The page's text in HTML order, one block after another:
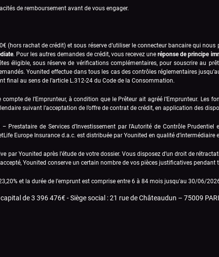
de remboursement avant de vous engager.
(hors rachat de crédit) et sous réserve d’utiliser le connecteur bancaire qui
. Pour les autres demandes de crédit, vous recevez une réponse de principe
éligible, sous réserve de vérifications complémentaires, pour souscrire au
Younited effectue dans tous les cas des contrôles réglementaires
final au sens de l’article L.312-24 du Code de la Consommation.
de l’Emprunteur, à condition que le Prêteur ait agréé l’Emprunteur. Les
suivant l’acceptation de l’offre de contrat de crédit, en application des
de Services d’Investissement par l’Autorité de Contrôle Prudentiel
Europe Insurance d.a.c. est distribuée par Younited en qualité d’intermédiaire
par Younited après l’étude de votre dossier. Vous disposez d’un droit de
Younited conserve un certain nombre de vos pièces justificatives pendant
% et la durée de l’emprunt est comprise entre 6 à 84 mois jusqu'au 30/06/
de3 396 476€ - Siège social :21 rue de Châteaudun – 75009